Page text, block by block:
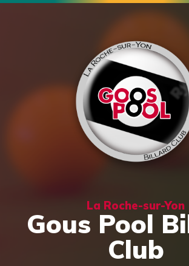
La Roche-sur-Yon
Gous Pool
Club